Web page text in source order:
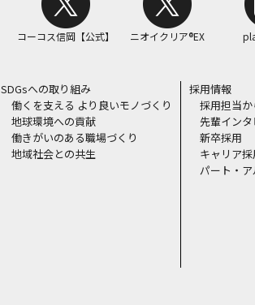
コーコス信岡【公式】 ニオイクリア®EX
SDGsへの取り組み
働くを支える より良いモノづくり
地球環境への貢献
働きがいのある職場づくり
地域社会との共生
採用情報
採用担当
先輩イン
新卒採用
キャリア採
パート・